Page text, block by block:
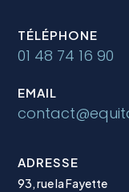
TÉLÉPHONE
01 48 74 16 90
EMAIL
ADRESSE
93, rue la Fayette